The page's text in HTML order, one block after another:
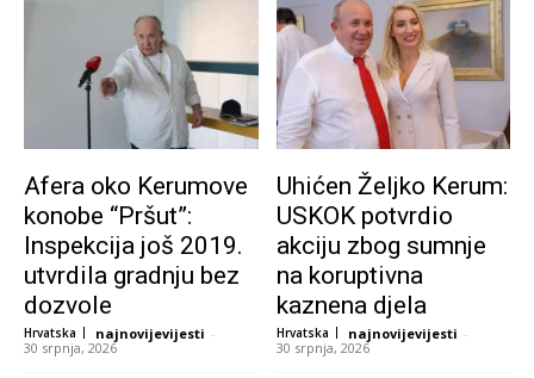
Afera oko Kerumove
konobe “Pršut”:
Inspekcija još 2019.
utvrdila gradnju bez
dozvole
Hrvatska najnovijevijesti -
30 srpnja, 2026
Uhićen Željko Kerum:
USKOK potvrdio
akciju zbog sumnje
na koruptivna
kaznena djela
Hrvatska najnovijevijesti -
30 srpnja, 2026